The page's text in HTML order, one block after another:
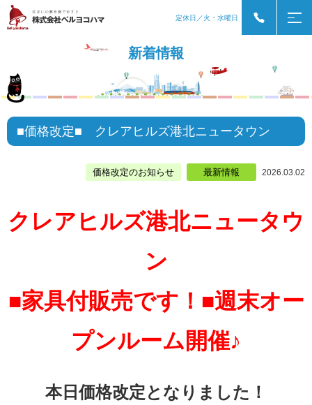
定休日／火・水曜日
新着情報
■価格改定■ クレアヒルズ港北ニュータウン
価格改定のお知らせ 最新情報 2026.03.02
クレアヒルズ港北ニュータウ
ン
■家具付販売です！■週末オー
プンルーム開催♪
本日価格改定となりました！